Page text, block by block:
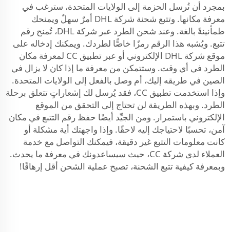
بمجرد أن تُرسل الحزمة إلى الولايات المتحدة، سترغب في
معرفة مكانها. وتتبع شحنة شركة DHL أمرٌ سهلٌ ويمنحك
طمأنينةً بالغة. وعند شحن الطرد عبر شركة DHL، تُمنح رقم
تتبع. ويُشبه هذا الرقم رمزًا خاصًّا لطردك. ويمكنك إدخاله على
موقع شركة DHL الإلكتروني أو عبر تطبيق CC لمعرفة مكان
الطرد في أي وقت. وستتمكن من معرفة ما إذا كان لا يزال في
الصين في طريقه إليك، أم وصل بالفعل إلى الولايات المتحدة.
وإذا استخدمت تطبيق CC، فقد يُرسل لك إشعاراتٍ تتعلق برحلة
الطرد. وبهذه الطريقة لن تحتاج إلى التحقق من الموقع
الإلكتروني باستمرار. ومن الجيِّد أيضًا حفظ رقم التتبع في مكان
آمن، تحسبًا لاحتياجك إليه لاحقًا. وإذا واجهتك أية مشكلة أو
كانت معلومات التتبع غير دقيقة، فيمكنك التواصل مع خدمة
العملاء لدى شركة CC، حيث سيساعدونك في معرفة ما يحدث.
وبمعرفة كيفية تتبع الشحنة، تصبح عملية الشحن أقل إرهاقًا!